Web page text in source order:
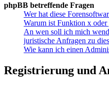
phpBB betreffende Fragen
Wer hat diese
Warum ist Funktion x oder
An wen soll ich mich
juristische Anfragen zu
Wie kann ich einen
Registrierung und